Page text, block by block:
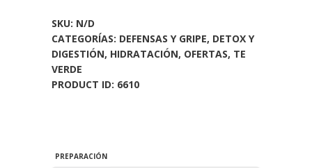
SKU: N/D
CATEGORÍAS: DEFENSAS Y GRIPE, DETOX Y
DIGESTIÓN, HIDRATACIÓN, OFERTAS, TE
VERDE
PRODUCT ID: 6610
PREPARACIÓN